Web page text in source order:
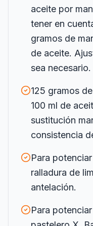
aceite por
tener en
gramos de
de aceite.
sea necesario.
125 gramos
100 ml de
sustitución
consistencia
Para
ralladura de
antelación.
Para